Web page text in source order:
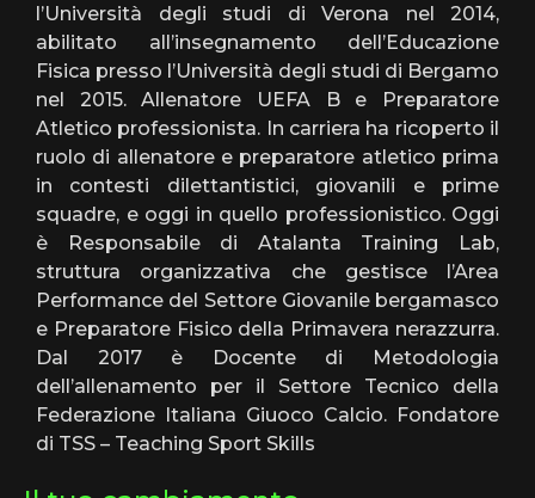
l’Università degli studi di Verona nel 2014,
abilitato all’insegnamento dell’Educazione
Fisica presso l’Università degli studi di Bergamo
nel 2015. Allenatore UEFA B e Preparatore
Atletico professionista. In carriera ha ricoperto il
ruolo di allenatore e preparatore atletico prima
in contesti dilettantistici, giovanili e prime
squadre, e oggi in quello professionistico. Oggi
è Responsabile di Atalanta Training Lab,
struttura organizzativa che gestisce l’Area
Performance del Settore Giovanile bergamasco
e Preparatore Fisico della Primavera nerazzurra.
Dal 2017 è Docente di Metodologia
dell’allenamento per il Settore Tecnico della
Federazione Italiana Giuoco Calcio. Fondatore
di TSS – Teaching Sport Skills